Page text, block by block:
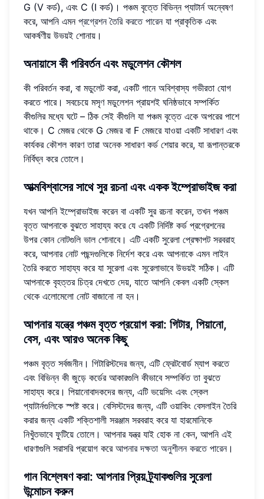
G (V কর্ড), এবং C (I কর্ড)। পঞ্চম বৃত্তে বিভিন্ন প্যাটার্ন অন্বেষণ
করে, আপনি এমন প্রগ্রেশন তৈরি করতে পারেনযা প্রাকৃতিক এবং
আকর্ষণীয় উভয়ই শোনায়।
অনায়াসে কী পরিবর্তনএবং মডুলেশন কৌশল
কী পরিবর্তন করা, বা মডুলেট করা, একটি গানে অবিশ্বাস্য গভীরতা যোগ
করতে পারে। সবচেয়ে মসৃণ মডুলেশন প্রায়শই ঘনিষ্ঠভাবে সম্পর্কিত
কীগুলির মধ্যে ঘটে – ঠিক সেই কীগুলি যা পঞ্চম বৃত্তে একে অপরের পাশে
থাকে। C মেজর থেকে G মেজর বা F মেজরে যাওয়া একটি সাধারণ এবং
কার্যকর কৌশল কারণ তারা অনেক সাধারণ কর্ড শেয়ার করে, যা রূপান্তরকে
নির্বিঘ্ন করে তোলে।
আত্মবিশ্বাসের সাথে সুর রচনা এবং একক ইম্প্রোভাইজ করা
যখন আপনি ইম্প্রোভাইজ করেন বা একটি সুর রচনা করেন, তখন পঞ্চম
বৃত্ত আপনাকে বুঝতে সাহায্য করে যে একটি নির্দিষ্ট কর্ড প্রগ্রেশনের
উপর কোন নোটগুলি ভাল শোনাবে। এটি একটি সুরেলা প্রেক্ষাপট সরবরাহ
করে, আপনার নোট পছন্দগুলিকে নির্দেশ করে এবং আপনাকে এমন লাইন
তৈরি করতে সাহায্য করে যা সুরেলা এবং সুরেলাভাবে উভয়ই সঠিক। এটি
আপনাকে বৃহত্তর চিত্র দেখতে দেয়, যাতে আপনি কেবল একটি স্কেল
থেকে এলোমেলো নোট বাজানো না হন।
আপনার যন্ত্রে পঞ্চম বৃত্ত প্রয়োগ করা: গিটার, পিয়ানো,
বেস, এবং আরও অনেক কিছু
পঞ্চম বৃত্ত সর্বজনীন। গিটারিস্টদের জন্য, এটি ফ্রেটবোর্ড ম্যাপ করতে
এবং বিভিন্ন কী জুড়ে কর্ডের আকারগুলি কীভাবে সম্পর্কিত তা বুঝতে
সাহায্য করে। পিয়ানোবাদকদের জন্য, এটি ভয়েসিং এবং স্কেল
প্যাটার্নগুলিকে স্পষ্ট করে। বেসিস্টদের জন্য, এটি ওয়াকিং বেসলাইন তৈরি
করার জন্য একটি শক্তিশালী সরঞ্জাম সরবরাহ করে যা হারমোনিকে
নিখুঁতভাবে ফুটিয়ে তোলে। আপনার যন্ত্র যাই হোক না কেন, আপনি এই
ধারণাগুলি সরাসরি প্রয়োগ করে আপনার দক্ষতা অনুশীলন করতে পারেন।
গান বিশ্লেষণ করা: আপনার প্রিয় ট্র্যাকগুলির সুরেলা
উন্মোচন করুন